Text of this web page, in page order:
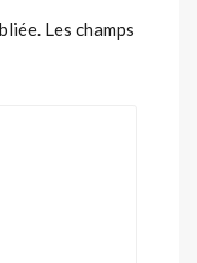
Les champs